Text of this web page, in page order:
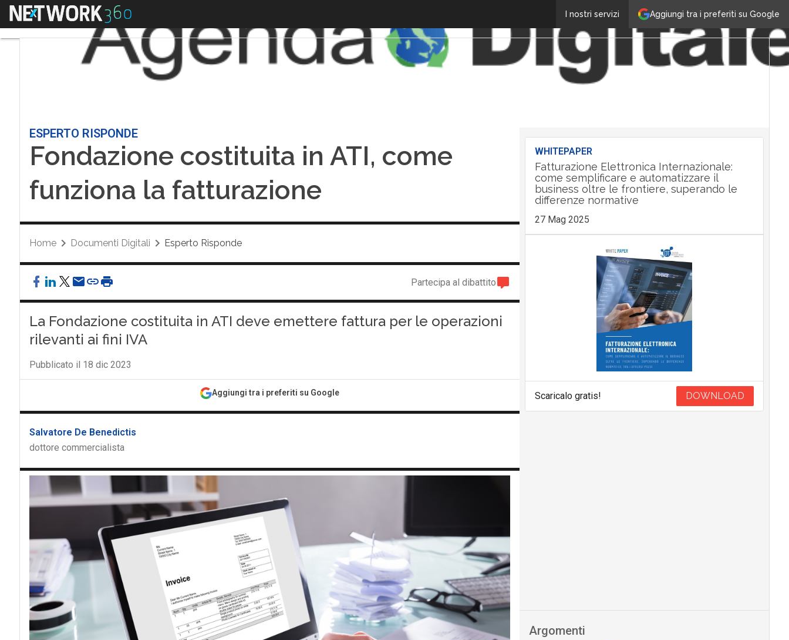
Aggiungi tra i preferiti su Google
I nostri servizi
Menu
ESPERTO RISPONDE
Fondazione costituita in ATI, come
funziona la fatturazione
Home Documenti Digitali Esperto Risponde
Partecipa al dibattito
La Fondazione costituita in ATI deve emettere fattura per le operazioni
rilevanti ai fini IVA
Pubblicato il 18 dic 2023
Aggiungi tra i preferiti su Google
Salvatore De Benedictis
dottore commercialista
WHITEPAPER
Fatturazione Elettronica Internazionale:
come semplificare e automatizzare il
business oltre le frontiere, superando le
differenze normative
27 Mag 2025
Scaricalo gratis! DOWNLOAD
Argomenti